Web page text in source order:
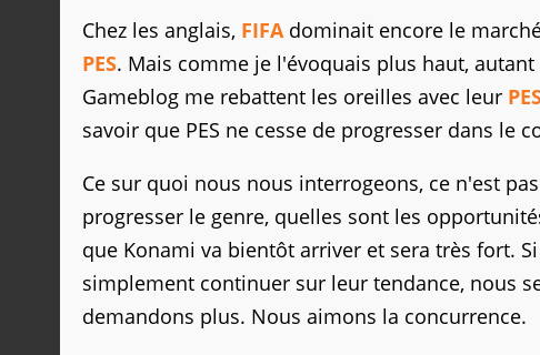
Chez les anglais, FIFAdominait encore le
PES. Mais comme je l'évoquais plus haut,
Gameblog me rebattent les oreilles avec leur
savoir que PES ne cesse de progresser dans le
Ce sur quoi nous nous interrogeons, ce n'est
progresser le genre, quelles sont les
que Konami va bientôt arriver et sera très fort.
simplement continuer sur leur tendance, nous
demandons plus. Nous aimons la concurrence.